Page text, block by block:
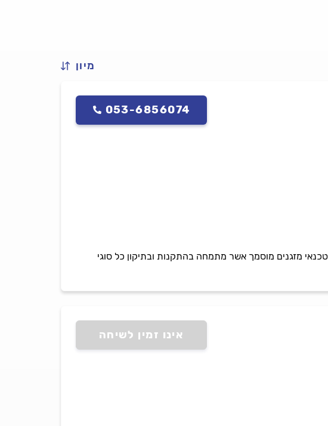
מיון
053-6856074
מזגנים מוסמך אשר מתמחה בהתקנות ובתיקון כל סוגי
אינו זמין לשיחה